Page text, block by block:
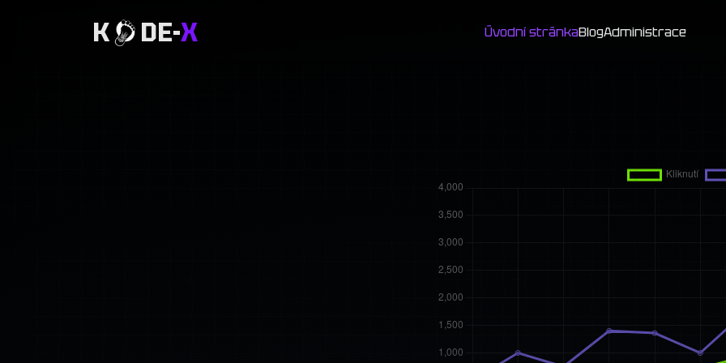
K DE-X Úvodní stránkaBlogAdministrace